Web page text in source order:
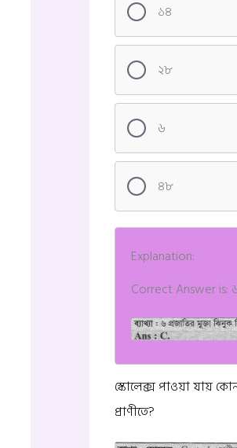
১৪
২৮
৬
৪৮
Explanation:
Correct Answer is:
স্কোলেক্স পাওয়া যায়
প্রাণীতে?